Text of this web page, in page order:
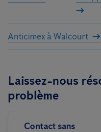
Anticimex à Walcourt
Laissez-nous
problème
Contact sans